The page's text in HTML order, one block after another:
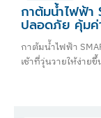
กาต้มน้ำไฟฟ้า
ปลอดภัย คุ้มค่
กาต้มน้ำไฟฟ้า